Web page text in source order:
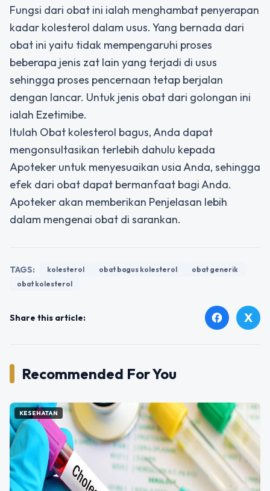
Fungsi dari obat ini ialah menghambat penyerapan
kadar kolesterol dalam usus. Yang bernada dari
obat ini yaitu tidak mempengaruhi proses
beberapa jenis zat lain yang terjadi di usus
sehingga proses pencernaan tetap berjalan
dengan lancar. Untuk jenis obat dari golongan ini
ialah Ezetimibe.
Itulah Obat kolesterol bagus, Anda dapat
mengonsultasikan terlebih dahulu kepada
Apoteker untuk menyesuaikan usia Anda, sehingga
efek dari obat dapat bermanfaat bagi Anda.
Apoteker akan memberikan Penjelasan lebih
dalam mengenai obat di sarankan.
TAGS: kolesterol obat bagus kolesterol
obat generik
obat kolesterol
Share this article: facebook X
Recommended For You
KESEHATAN